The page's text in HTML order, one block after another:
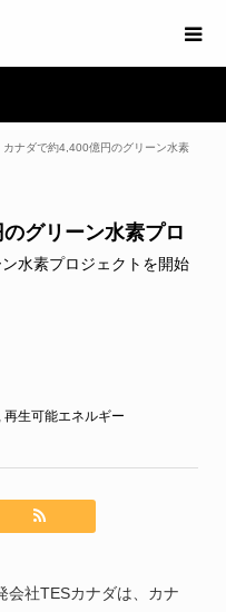
カナダで約4,400億円のグリーン水素
グリーン水素プロ
再生可能エネルギー
会社TESカナダは、カナ